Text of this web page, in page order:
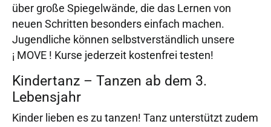
über große Spiegelwände, die das Lernen von
neuen Schritten besonders einfach machen.
Jugendliche können selbstverständlich unsere
¡ MOVE ! Kurse jederzeit kostenfrei testen!
Kindertanz – Tanzen ab dem 3.
Lebensjahr
Kinder lieben es zu tanzen! Tanz unterstützt zudem